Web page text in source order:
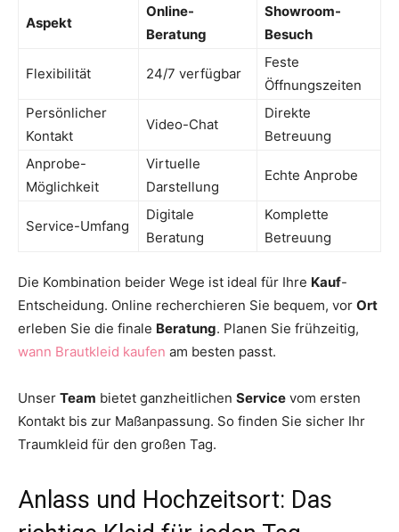
Aspekt
Online-
Beratung
Showroom-
Besuch
Flexibilität 24/7 verfügbar
Feste
Öffnungszeiten
Persönlicher
Kontakt
Video-Chat
Direkte
Betreuung
Anprobe-
Möglichkeit
Virtuelle
Darstellung
Echte Anprobe
Service-Umfang
Digitale
Beratung
Komplette
Betreuung
Die Kombination beider Wege ist ideal für Ihre Kauf-
Entscheidung. Online recherchieren Sie bequem, vor Ort
erleben Sie die finale Beratung. Planen Sie frühzeitig,
wann Brautkleid kaufen am besten passt.
Unser Team bietet ganzheitlichen Service vom ersten
Kontakt bis zur Maßanpassung. So finden Sie sicher Ihr
Traumkleid für den großen Tag.
Anlass und Hochzeitsort: Das